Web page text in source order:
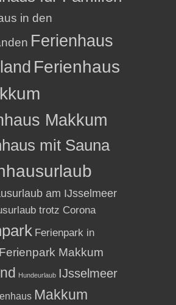
in den
Ferienhaus
Ferienhaus
Makkum
mit Sauna
am IJsselmeer
trotz Corona
Ferienpark in
Ferienpark Makkum
Hundeurlaub IJsselmeer
Makkum